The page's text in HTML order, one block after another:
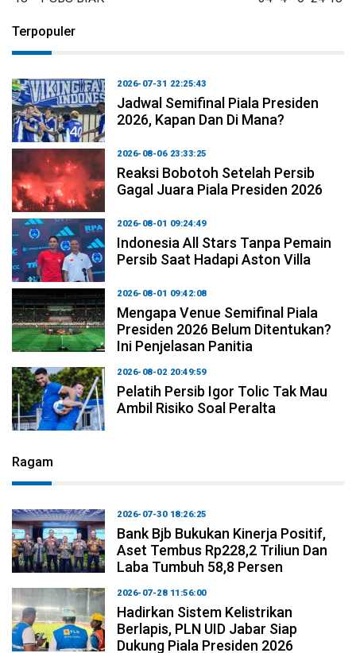
Terpopuler
2026-07-31 22:25:43
Jadwal Semifinal Piala Presiden
2026, Kapan Dan Di Mana?
2026-08-06 23:33:25
Reaksi Bobotoh Setelah Persib
Gagal Juara Piala Presiden 2026
2026-08-01 09:24:49
Indonesia All Stars Tanpa Pemain
Persib Saat Hadapi Aston Villa
2026-08-01 09:42:08
Mengapa Venue Semifinal Piala
Presiden 2026 Belum Ditentukan?
Ini Penjelasan Panitia
2026-08-02 20:49:59
Pelatih Persib Igor Tolic Tak Mau
Ambil Risiko Soal Peralta
Ragam
2026-07-30 18:26:25
Bank Bjb Bukukan Kinerja Positif,
Aset Tembus Rp228,2 Triliun Dan
Laba Tumbuh 58,8 Persen
2026-07-28 11:56:00
Hadirkan Sistem Kelistrikan
Berlapis, PLN UID Jabar Siap
Dukung Piala Presiden 2026